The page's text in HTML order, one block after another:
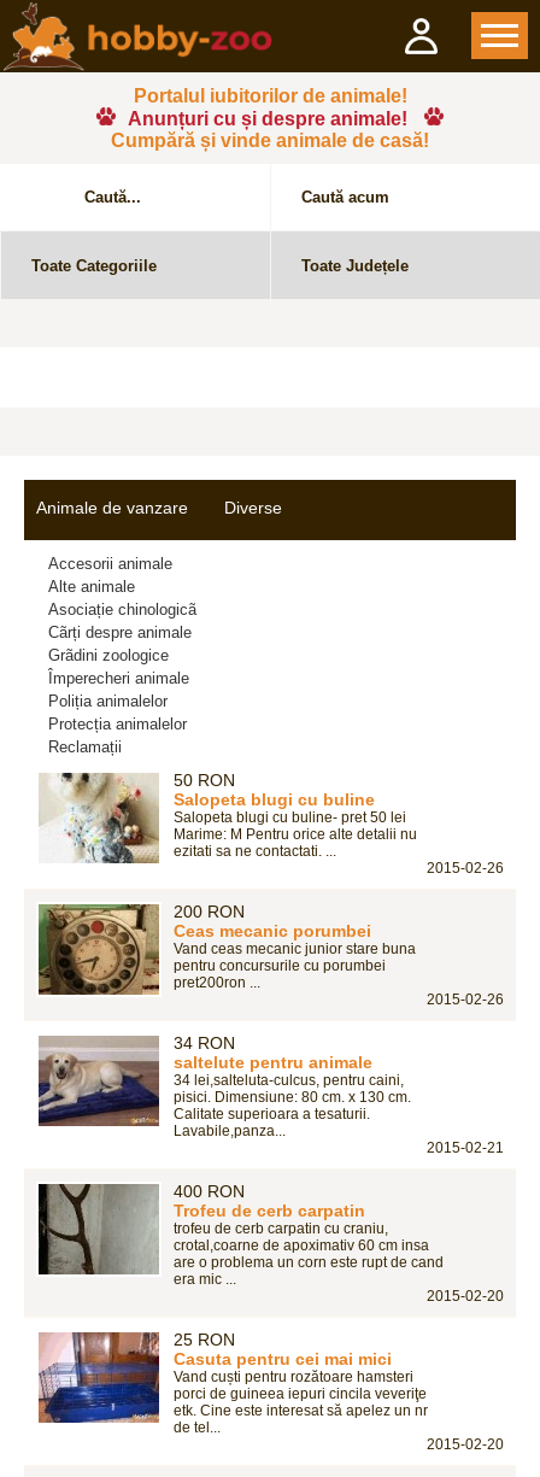
Portalul iubitorilor de animale!
Anunțuri cu și despre animale!
Cumpără și vinde animale de casă!
Animale de vanzare Diverse
Accesorii animale
Alte animale
Asociație chinologicã
Cãrți despre animale
Grãdini zoologice
Împerecheri animale
Poliția animalelor
Protecția animalelor
Reclamații
50 RON
Salopeta blugi cu buline
Salopeta blugi cu buline- pret 50 lei
Marime: M Pentru orice alte detalii nu
ezitati sa ne contactati. ...
2015-02-26
200 RON
Ceas mecanic porumbei
Vand ceas mecanic junior stare buna
pentru concursurile cu porumbei
pret200ron ...
2015-02-26
34 RON
saltelute pentru animale
34 lei,salteluta-culcus, pentru caini,
pisici. Dimensiune: 80 cm. x 130 cm.
Calitate superioara a tesaturii.
Lavabile,panza...
2015-02-21
400 RON
Trofeu de cerb carpatin
trofeu de cerb carpatin cu craniu,
crotal,coarne de apoximativ 60 cm insa
are o problema un corn este rupt de cand
era mic ...
2015-02-20
25 RON
Casuta pentru cei mai mici
Vand cuști pentru rozătoare hamsteri
porci de guineea iepuri cincila veveriţe
etk. Cine este interesat să apelez un nr
de tel...
2015-02-20